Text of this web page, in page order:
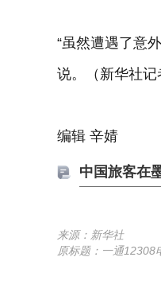
“虽然遭遇了意
说。（新华社记
编辑 辛婧
中国旅客在
来源：新华社
原标题：一通